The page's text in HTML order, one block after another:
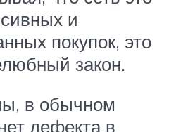
и
покупок, это
закон.
в обычном
дефекта в